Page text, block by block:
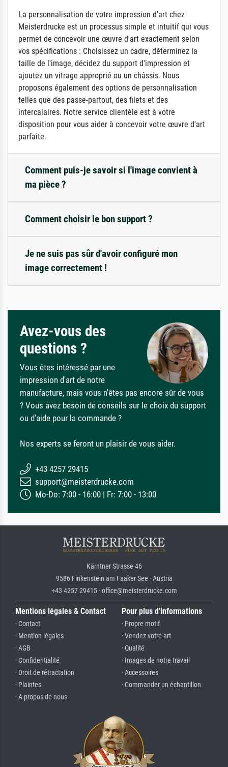
La personnalisation de votre impression d'art chez
Meisterdrucke est un processus simple et intuitif qui vous
permet de concevoir une œuvre d'art exactement selon
vos spécifications : Choisissez un cadre, déterminez la
taille de l'image, décidez du support d'impression et
ajoutez un vitrage approprié ou un châssis. Nous
proposons également des options de personnalisation
telles que des passe-partout, des filets et des
intercalaires. Notre service clientèle est à votre
disposition pour vous aider à concevoir votre œuvre d'art
parfaite.
Comment puis-je savoir si l'image convient à
ma pièce ?
Comment choisir le bon support ?
Je ne suis pas sûr d'avoir configuré mon
image correctement !
Avez-vous des
questions ?
Vous êtes intéressé par une
impression d'art de notre
manufacture, mais vous n'êtes pas encore sûr de vous
? Vous avez besoin de conseils sur le choix du support
ou d'aide pour la commande ?
Nos experts se feront un plaisir de vous aider.
+43 4257 29415
support@meisterdrucke.com
Mo-Do: 7:00 - 16:00 | Fr: 7:00 - 13:00
Kärntner Strasse 46
9586 Finkenstein am Faaker See · Austria
+43 4257 29415 · office@meisterdrucke.com
Mentions légales & Contact
· Contact
· Mention légales
· AGB
· Confidentialité
· Droit de rétractation
· Plaintes
· A propos de nous
Pour plus d'informations
· Propre motif
· Vendez votre art
· Qualité
· Images de notre travail
· Accessoires
· Commander un échantillon